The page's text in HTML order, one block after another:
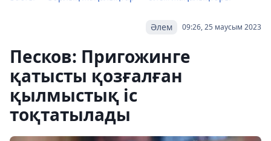
09:26, 25 маусым 2023
Әлем
Песков: Пригожинге
қатысты қозғалған
қылмыстық іс
тоқтатылады